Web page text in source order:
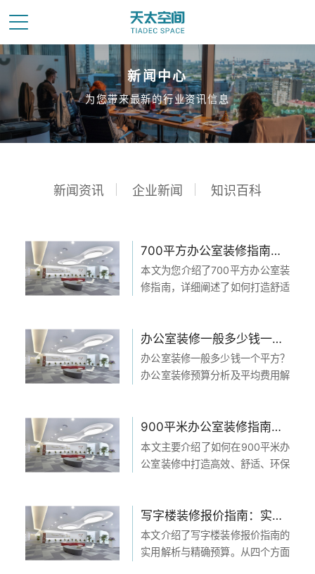
新闻中心
为您带来最新的行业资讯信息
新闻资讯 企业新闻 知识百科
700平方办公室装修指南：打造舒适高效的工作空间
本文为您介绍了700平方办公室装
修指南，详细阐述了如何打造舒适
择合适的办公室位置和合理的空间
布局。接着，我们重点关注了办公
室的照明和采光，强...
办公室装修一般多少钱一个平方？办公室装修预算分析及平均费用解析
办公室装修一般多少钱一个平方？
办公室装修预算分析及平均费用解
对这个问题进行详细的阐述。首
先，会介绍办公室装修一般多少钱
一个平方。然后，会进行...
900平米办公室装修指南：打造高效、舒适、环保的工作空间
本文主要介绍了如何在900平米办
公室装修中打造高效、舒适、环保
光和空气质量等方面，提出了一系
列的装修指南。首先，办公室的布
局应充分考虑员工的...
写字楼装修报价指南：实用解析与精确预算不容错过
本文介绍了写字楼装修报价指南的
实用解析与精确预算。从四个方面